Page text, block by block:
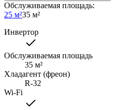
Обслуживаемая площадь:
25 м²35 м²
Инвертор
Обслуживаемая площадь
35 м²
Хладагент (фреон)
R-32
Wi-Fi